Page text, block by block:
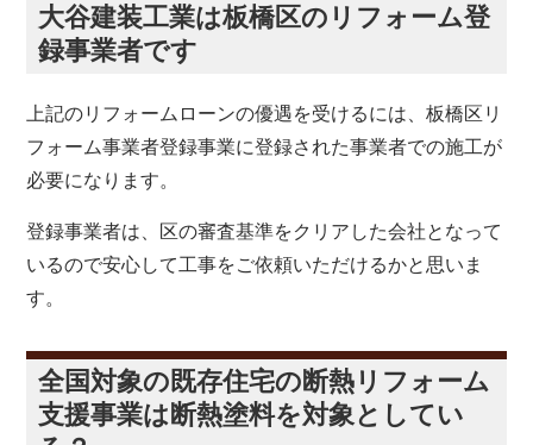
大谷建装工業は板橋区のリフォーム登
録事業者です
上記のリフォームローンの優遇を受けるには、板橋区リ
フォーム事業者登録事業に登録された事業者での施工が
必要になります。
登録事業者は、区の審査基準をクリアした会社となって
いるので安心して工事をご依頼いただけるかと思いま
す。
全国対象の既存住宅の断熱リフォーム
支援事業は断熱塗料を対象としてい